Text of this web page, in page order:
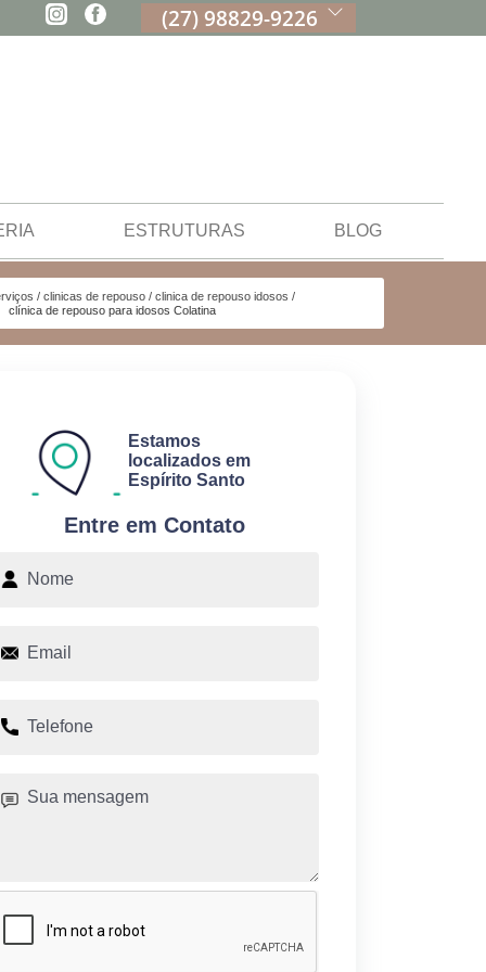
(27) 98829-9226
ESTRUTURAS BLOG
clinicas de repouso
clinica de repouso idosos
clínica de repouso para idosos Colatina
Entre em Contato
Estamos
localizados em
Espírito Santo